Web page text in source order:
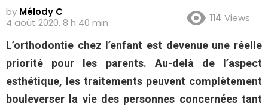
by Mélody C
4 août 2020, 8 h 40 min
114 Views
L’orthodontie chez l’enfant est devenue une réelle
priorité pour les parents. Au-delà de l’aspect
esthétique, les traitements peuvent complètement
bouleverser la vie des personnes concernées tant